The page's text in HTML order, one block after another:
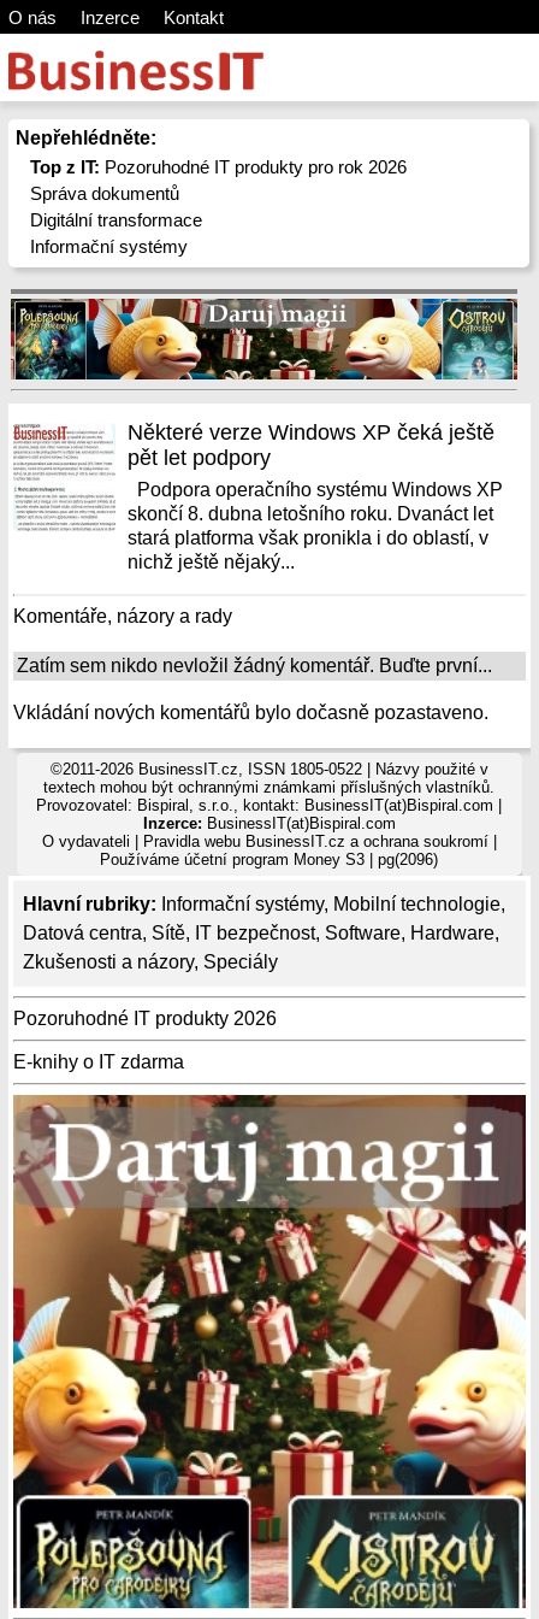
O nás Inzerce Kontakt
Nepřehlédněte:
Top z IT: Pozoruhodné IT produkty pro rok 2026
Správa dokumentů
Digitální transformace
Informační systémy
Hlavní rubriky: Informační systémy, Mobilní technologie,
Datová centra, Sítě, IT bezpečnost, Software, Hardware,
Zkušenosti a názory, Speciály
Pozoruhodné IT produkty 2026
E-knihy o IT zdarma
Některé verze Windows XP čeká ještě
pět let podpory
Podpora operačního systému Windows XP
skončí 8. dubna letošního roku. Dvanáct let
stará platforma však pronikla i do oblastí, v
nichž ještě nějaký...
Komentáře, názory a rady
Zatím sem nikdo nevložil žádný komentář. Buďte první...
Vkládání nových komentářů bylo dočasně pozastaveno.
©2011-2026 BusinessIT.cz, ISSN 1805-0522 | Názvy použité v
textech mohou být ochrannými známkami příslušných vlastníků.
Provozovatel: Bispiral, s.r.o., kontakt: BusinessIT(at)Bispiral.com |
Inzerce: BusinessIT(at)Bispiral.com
O vydavateli
Pravidla webu BusinessIT.cz a ochrana soukromí|
Používámeúčetní program Money S3 | pg(2096)